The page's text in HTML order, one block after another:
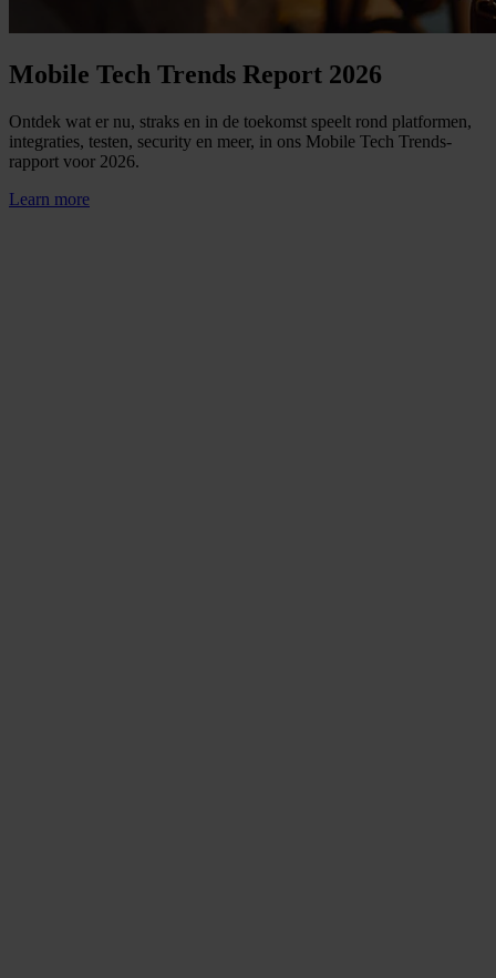
Mobile Tech Trends Report 2026
Ontdek wat er nu, straks en in de toekomst speelt rond platformen,
integraties, testen, security en meer, in ons Mobile Tech Trends-
rapport voor 2026.
Learn more